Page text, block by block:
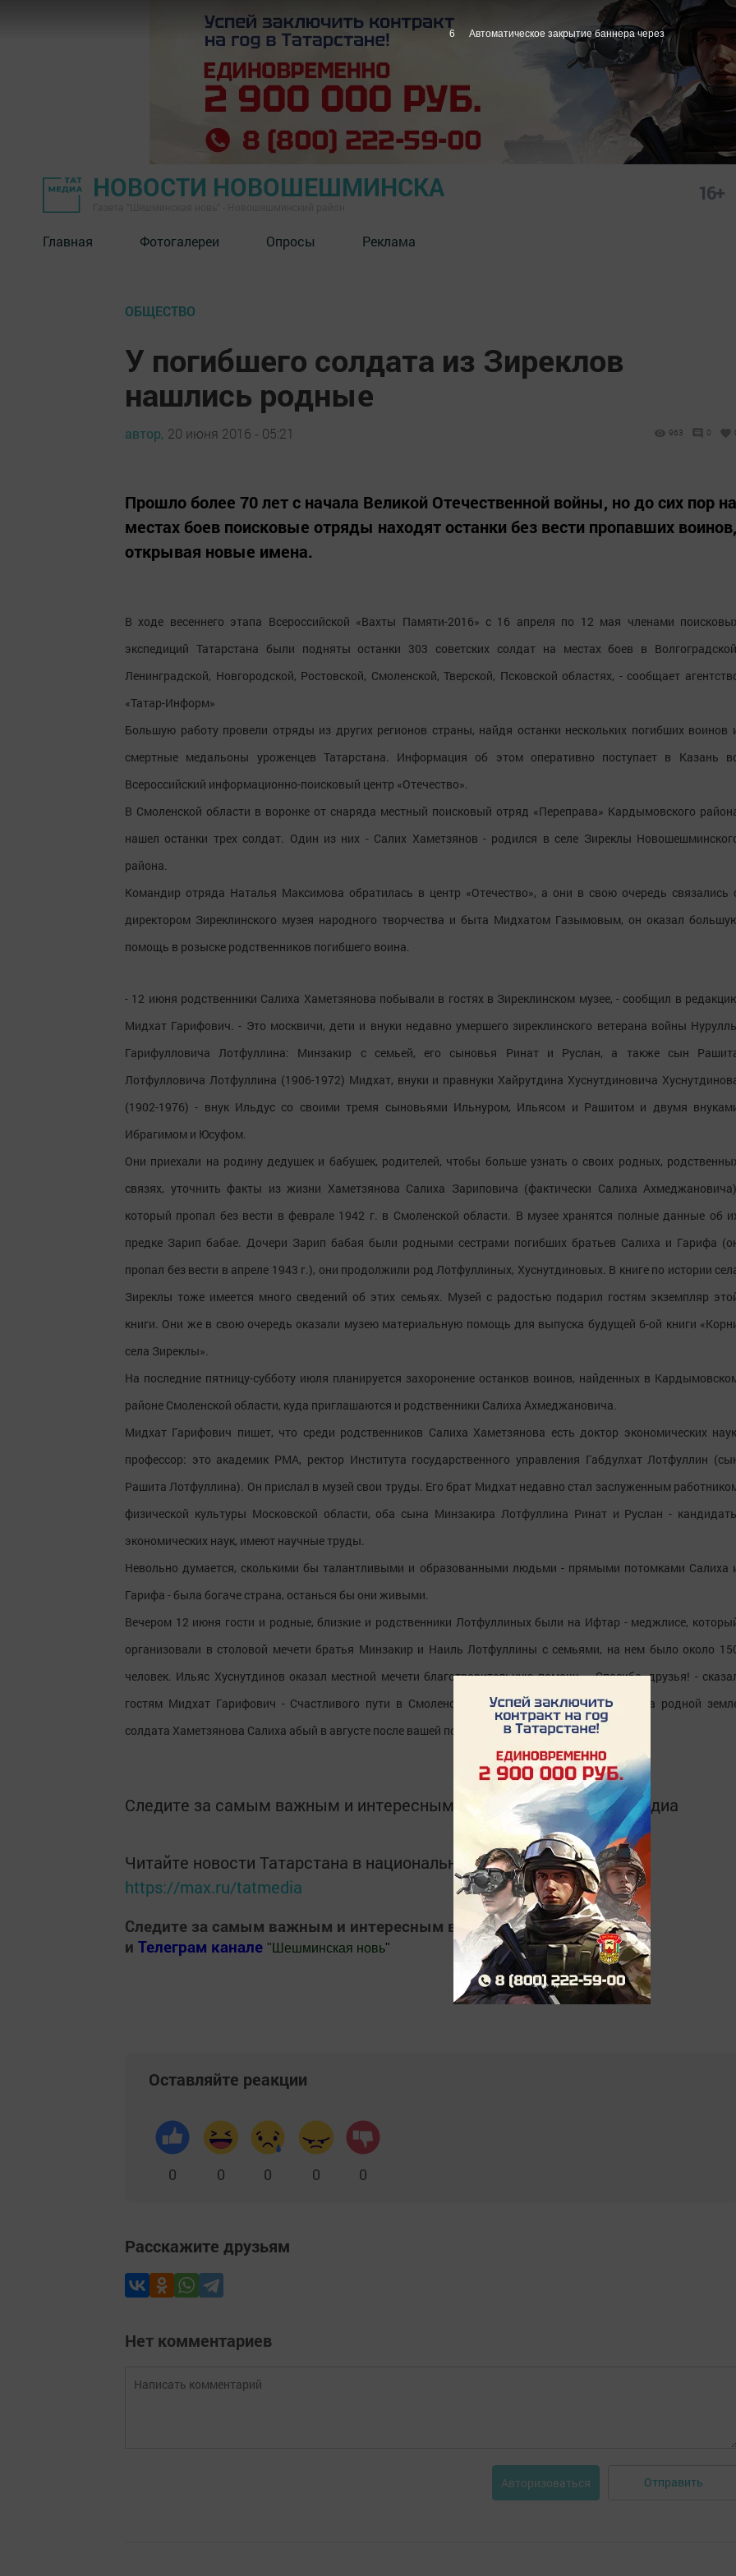
НОВОСТИ НОВОШЕШМИНСКА 16+
Главная Фотогалереи Опросы Реклама
ОБЩЕСТВО
У погибшего солдата из Зиреклов
нашлись родные
автор, 20 июня 2016 - 05:21 963 0
Прошло более 70 лет с начала Великой Отечественной войны, но до сих пор на
местах боев поисковые отряды находят останки без вести пропавших воинов,
открывая новые имена.
В ходе весеннего этапа Всероссийской «Вахты Памяти-2016» с 16 апреля по 12 мая членами
экспедиций Татарстана были подняты останки 303 советских солдат на местах боев в
Ленинградской, Новгородской, Ростовской, Смоленской, Тверской, Псковской областях, - сообщает
«Татар-Информ»
Большую работу провели отряды из других регионов страны, найдя останки нескольких погибших воинов
смертные медальоны уроженцев Татарстана. Информация об этом оперативно поступает в Казань
Всероссийский информационно-поисковый центр «Отечество».
В Смоленской области в воронке от снаряда местный поисковый отряд «Переправа» Кардымовского
нашел останки трех солдат. Один из них - Салих Хаметзянов - родился в селе Зиреклы
района.
Командир отряда Наталья Максимова обратилась в центр «Отечество», а они в свою очередь связались
директором Зиреклинского музея народного творчества и быта Мидхатом Газымовым, он оказал
помощь в розыске родственников погибшего воина.
- 12 июня родственники Салиха Хаметзянова побывали в гостях в Зиреклинском музее, - сообщил в
Мидхат Гарифович. - Это москвичи, дети и внуки недавно умершего зиреклинского ветерана войны
Гарифулловича Лотфуллина: Минзакир с семьей, его сыновья Ринат и Руслан, а также сын
Лотфулловича Лотфуллина (1906-1972) Мидхат, внуки и правнуки Хайрутдина Хуснутдиновича
(1902-1976) - внук Ильдус со своими тремя сыновьями Ильнуром, Ильясом и Рашитом и двумя
Ибрагимом и Юсуфом.
Они приехали на родину дедушек и бабушек, родителей, чтобы больше узнать о своих родных,
связях, уточнить факты из жизни Хаметзянова Салиха Зариповича (фактически Салиха
который пропал без вести в феврале 1942 г. в Смоленской области. В музее хранятся полные данные об
предке Зарип бабае. Дочери Зарип бабая были родными сестрами погибших братьев Салиха и Гарифа
пропал без вести в апреле 1943 г.), они продолжили род Лотфуллиных, Хуснутдиновых. В книге по истории
Зиреклы тоже имеется много сведений об этих семьях. Музей с радостью подарил гостям экземпляр
книги. Они же в свою очередь оказали музею материальную помощь для выпуска будущей 6-ой книги
села Зиреклы».
На последние пятницу-субботу июля планируется захоронение останков воинов, найденных в
районе Смоленской области, куда приглашаются и родственники Салиха Ахмеджановича.
Мидхат Гарифович пишет, что среди родственников Салиха Хаметзянова есть доктор экономических
профессор: это академик РМА, ректор Института государственного управления Габдулхат Лотфуллин
Рашита Лотфуллина). Он прислал в музей свои труды. Его брат Мидхат недавно стал заслуженным
физической культуры Московской области, оба сына Минзакира Лотфуллина Ринат и Руслан -
экономических наук, имеют научные труды.
Невольно думается, сколькими бы талантливыми и образованными людьми - прямыми потомками Салиха
Гарифа - была богаче страна, останься бы они живыми.
Вечером 12 июня гости и родные, близкие и родственники Лотфуллиных были на Ифтар - меджлисе,
организовали в столовой мечети братья Минзакир и Наиль Лотфуллины с семьями, на нем было около
человек. Ильяс Хуснутдинов оказал местной мечети благотворительную помощь. «Спасибо, друзья! -
гостям Мидхат Гарифович - Счастливого пути в Смоленскую область. Снова встретимся на родной
солдата Хаметзянова Салиха абый в августе после вашей поездки!»
Следите за самым важным и интересным в Telegram-каналеТатмедиа
Читайте новости Татарстана в национальном мессенджере MАХ:
https://max.ru/tatmedia
Следите за самым важным и интересным в
Яндекс Дзен
и Телеграм канале " Шешминская новь"
Оставляйте реакции
0 0 0 0 0
Расскажите друзьям
Нет комментариев
Авторизоваться Отправить
5 Автоматическое закрытие баннера через